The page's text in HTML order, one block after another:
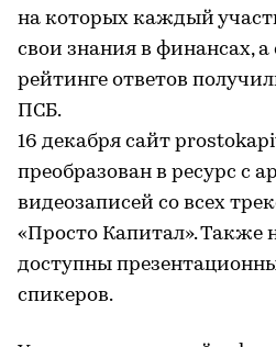
на которых каждый
свои знания в финансах,
рейтинге ответов
ПСБ.
16 декабря сайт
преобразован в ресурс с
видеозаписей со всех
«Просто Капитал». Также
доступны
спикеров.